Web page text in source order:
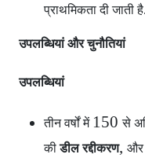
प्राथमिकता दी जाती है.
उपलब्धियां और चुनौतियां
उपलब्धियां
तीन वर्षों में 150से
की डील रद्दीकरण, और